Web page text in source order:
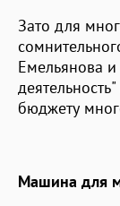
Зато для
Емельянова
бюджету
Машина для